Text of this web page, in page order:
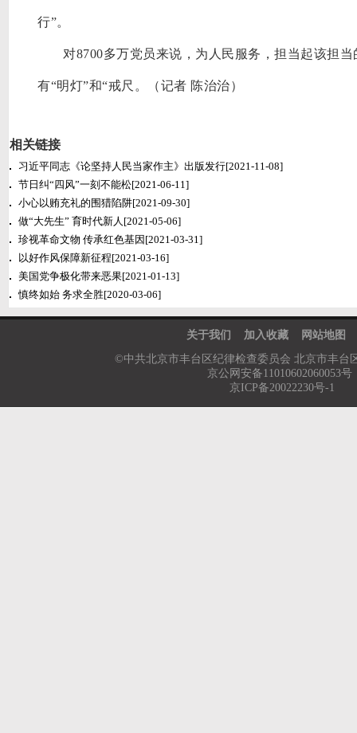
行”。
对8700多万党员来说，为人民服务，担当起该担
有“明灯”和“戒尺。（记者 陈治治）
相关链接
习近平同志《论坚持人民当家作主》出版发行[2021-11-08]
节日纠“四风”一刻不能松[2021-06-11]
小心以贿充礼的围猎陷阱[2021-09-30]
做“大先生” 育时代新人 [2021-05-06]
珍视革命文物 传承红色基因 [2021-03-31]
以好作风保障新征程[2021-03-16]
美国党争极化带来恶果[2021-01-13]
慎终如始 务求全胜[2020-03-06]